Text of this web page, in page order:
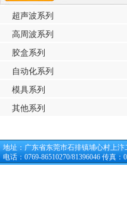
超声波系列
高周波系列
胶盒系列
自动化系列
模具系列
其他系列
地址：广东省东莞市石排镇埔心村上
电话：0769-86510270/81396046 传真